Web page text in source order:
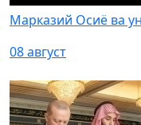
Марказий Осиё ва
08 август